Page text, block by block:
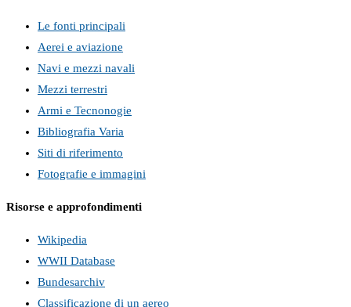
Le fonti principali
Aerei e aviazione
Navi e mezzi navali
Mezzi terrestri
Armi e Tecnonogie
Bibliografia Varia
Siti di riferimento
Fotografie e immagini
Risorse e approfondimenti
Wikipedia
WWII Database
Bundesarchiv
Classificazione di un aereo